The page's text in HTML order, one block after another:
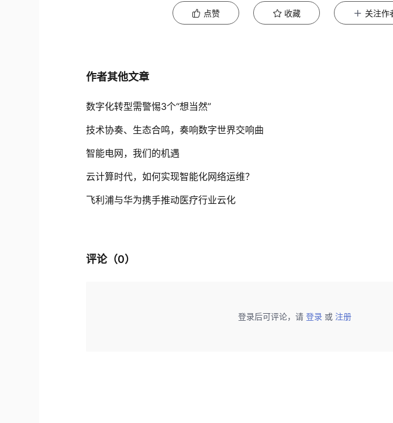
点赞 收藏 关注作
作者其他文章
数字化转型需警惕3个“想当然”
技术协奏、生态合鸣，奏响数字世界交响曲
智能电网，我们的机遇
云计算时代，如何实现智能化网络运维？
飞利浦与华为携手推动医疗行业云化
评论（0）
登录后可评论，请 登录 或 注册